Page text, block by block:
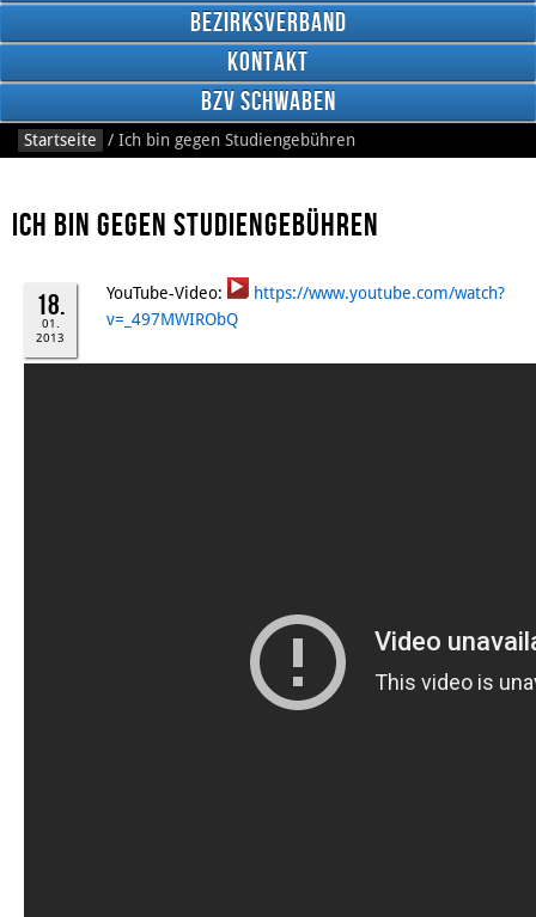
Facebook
Bezirksverband
Kontakt
BzV Schwaben
Startseite / Ich bin gegen Studiengebühren
Ich bin gegen Studiengebühren
18.
01.
2013
YouTube-Video:
https://www.youtube.com/watch?
v=_497MWIRObQ